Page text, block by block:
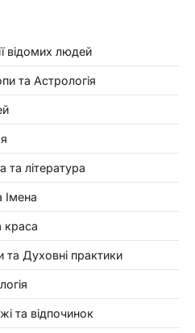
відомих людей
та Астрологія
та література
краса
та Духовні практики
та відпочинок